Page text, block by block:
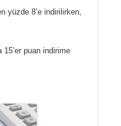
yüzde 8’e indirilirken,
15’er puan indirime